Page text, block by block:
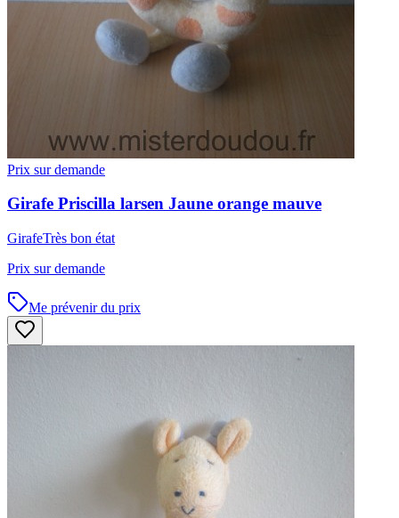
Prix sur demande
Girafe Priscilla larsen Jaune orange mauve
GirafeTrès bon état
Prix sur demande
Me prévenir du prix